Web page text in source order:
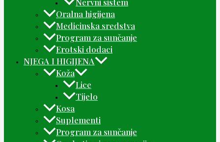
Nervni sistem
Oralna higijena
Medicinska sredstva
Program za sunčanje
Erotski dodaci
NJEGA I HIGIJENA
Koža
Lice
Tijelo
Kosa
Suplementi
Program za sunčanje